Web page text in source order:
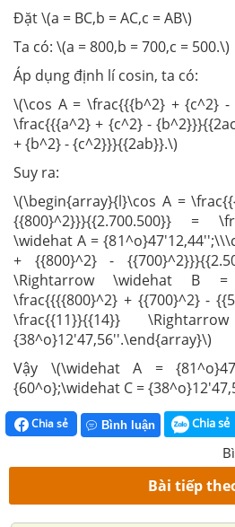
Đặt \(a = BC,b = AC,c = AB\)
Ta có: \(a = 800,b = 700,c = 500.\)
Áp dụng định lí cosin, ta có:
\(\cos A = \frac{{{b^2} + {c^2} -
\frac{{{a^2} + {c^2} -
+ {b^2} - {c^2}}}{{2ab}}.\)
Suy ra:
\(\begin{array}{l}\cos A =
{{800}^2}}}{{2.700.500}} =
\widehat A =
+ {{800}^2} -
\Rightarrow \widehat B
\frac{{{{800}^2} + {{700}^2} -
\frac{{11}}{{14}}
{38^o}12'47,56''.\end{array}\)
Vậy \(\widehat A =
{60^o};\widehat C =
Chia sẻ Bình luận Chia sẻ
Bài tiếp